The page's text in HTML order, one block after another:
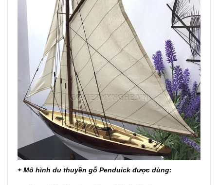
+ Mô hình du thuyền gỗ Penduick được dùng: